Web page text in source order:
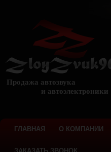
Продажа автозвука
и автоэлектроники
ГЛАВНАЯ О КОМПАНИИ